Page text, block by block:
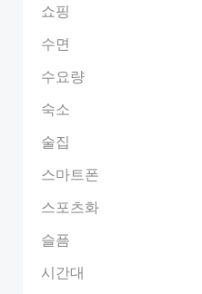
쇼핑
수면
수요량
숙소
술집
스마트폰
스포츠화
슬픔
시간대